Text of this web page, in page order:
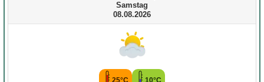
Samstag
08.08.2026
25°C 10°C